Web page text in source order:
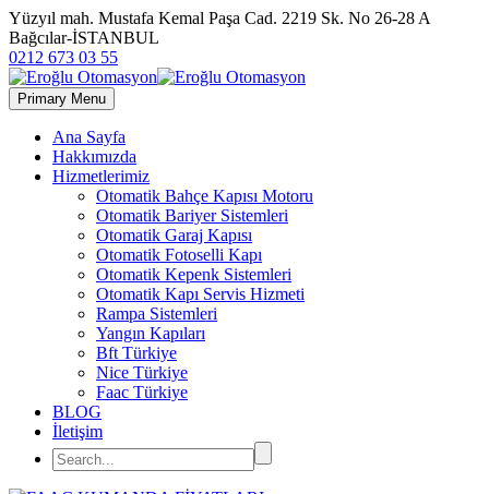
Yüzyıl mah. Mustafa Kemal Paşa Cad. 2219 Sk. No 26-28 A
Bağcılar-İSTANBUL
0212 673 03 55
Primary Menu
Ana Sayfa
Hakkımızda
Hizmetlerimiz
Otomatik Bahçe Kapısı Motoru
Otomatik Bariyer Sistemleri
Otomatik Garaj Kapısı
Otomatik Fotoselli Kapı
Otomatik Kepenk Sistemleri
Otomatik Kapı Servis Hizmeti
Rampa Sistemleri
Yangın Kapıları
Bft Türkiye
Nice Türkiye
Faac Türkiye
BLOG
İletişim